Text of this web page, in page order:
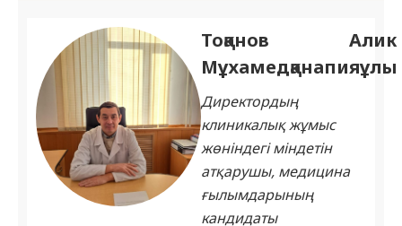
Тоқанов Алик
Мұхамедқанапияұлы
Директордың
клиникалық жұмыс
жөніндегі міндетін
атқарушы, медицина
ғылымдарының
кандидаты